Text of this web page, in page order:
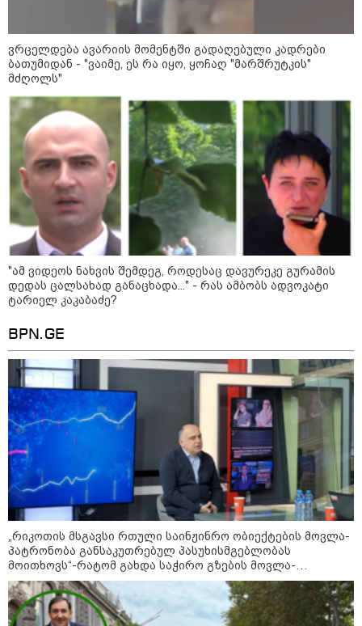
"მამის მიერ ცოტნესთვის
დატოვებულ სახლში
თვითნებურად ცხოვრობს
ადამიანი, რომელიც ზვიადის
ანდერძში ერთი სიტყვითაც კი
09:32 / 05-08-2026
"4 დღე უწყლოდ და უპუროდ
გაატარეს, მათ სიცოცხლე
დავუბრუნეთ" - ქართველი
მეზღვაური წერს, რომ 36
მიგრანტი, მათ შორის, ორსული
გოგონა გადაარჩინა
12:20 / 04-08-2026
"როცა კანონიკიდან
მიგვაჩნია, რომ ადამიანის
გასვენება ტაძრიდან არ მოხდეს,
კატეგორიის ყველა სიახლე
მკითხველის რჩევით
13:24 / 07-08-2026 16:26 / 07-08-2026 15:49 / 07-
ვრცელდება ავარიის მომენტში გადაღებული კადრები
ბათუმიდან - "ვაიმე, ეს რა იყო, ყოჩაღ "მარშრუტკის"
მძღოლს"
"ამ ვიდეოს ნახვის შემდეგ, როდესაც დავურეკე გურამის
დედას ცალსახად განაცხადა..." - რას ამბობს ადვოკატი
ტარიელ კაკაბაძე?
BPN.GE
„რიკოთის მსგავსი რთული საინჟინრო ობიექტების მოვლა-
პატრონობა განსაკუთრებულ პასუხისმგებლობას
მოითხოვს“-რატომ გახდა საჭირო გზების მოვლა-
პატრონობისთვის სახელმწიფო კომპანიის შექმნა